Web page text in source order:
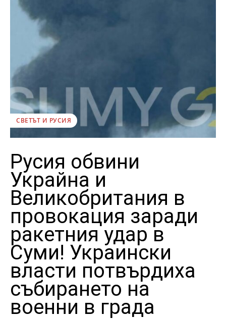
СВЕТЪТ И РУСИЯ
Русия обвини
Украйна и
Великобритания в
провокация заради
ракетния удар в
Суми! Украински
власти потвърдиха
събирането на
военни в града